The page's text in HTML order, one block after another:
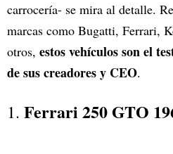
carrocería- se mira al detalle.
marcas como Bugatti, Ferrari,
otros, estos vehículos son el
de sus creadores y CEO.
1. Ferrari 250 GTO